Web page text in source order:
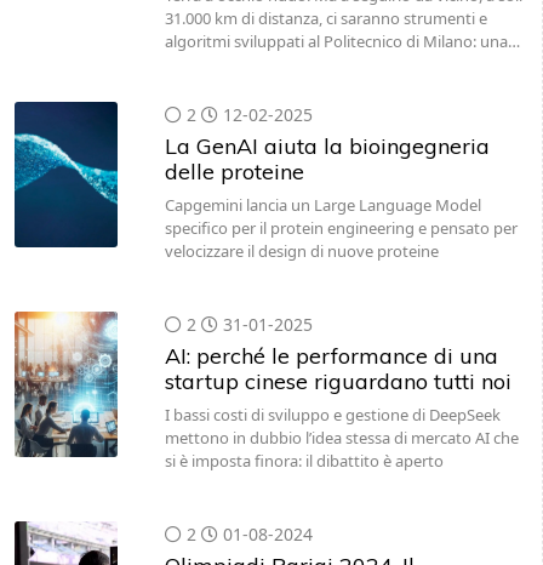
31.000 km di distanza, ci saranno strumenti e
algoritmi sviluppati al Politecnico di Milano: una…
2 12-02-2025
La GenAI aiuta la bioingegneria
delle proteine
Capgemini lancia un Large Language Model
specifico per il protein engineering e pensato per
velocizzare il design di nuove proteine
2 31-01-2025
AI: perché le performance di una
startup cinese riguardano tutti noi
I bassi costi di sviluppo e gestione di DeepSeek
mettono in dubbio l’idea stessa di mercato AI che
si è imposta finora: il dibattito è aperto
2 01-08-2024